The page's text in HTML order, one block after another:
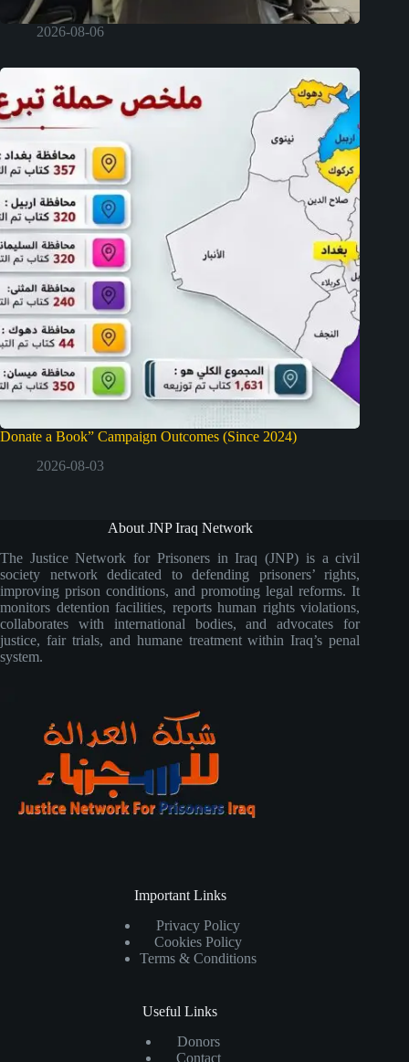
2026-08-06
Donate a Book” Campaign Outcomes (Since 2024)
2026-08-03
About JNP Iraq Network
The Justice Network for Prisoners in Iraq (JNP) is a civil
society network dedicated to defending prisoners’ rights,
improving prison conditions, and promoting legal reforms. It
monitors detention facilities, reports human rights violations,
collaborates with international bodies, and advocates for
justice, fair trials, and humane treatment within Iraq’s penal
system.
Important Links
Privacy Policy
Cookies Policy
Terms & Conditions
Useful Links
Donors
Contact